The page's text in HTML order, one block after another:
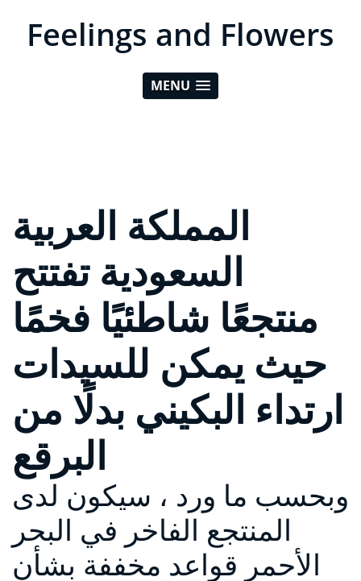
Feelings and Flowers
MENU
المملكة العربية
السعودية تفتتح
منتجعًا شاطئيًا فخمًا
حيث يمكن للسيدات
ارتداء البكيني بدلًا من
البرقع
وبحسب ما ورد ، سيكون لدى
المنتجع الفاخر في البحر
الأحمر قواعد مخففة بشأن